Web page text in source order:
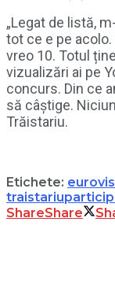
„Legat de listă,
tot ce e pe
vreo 10. Totul
vizualizări ai pe
concurs. Din ce
să câștige.
Trăistariu.
Etichete:
traistariu
ShareShare